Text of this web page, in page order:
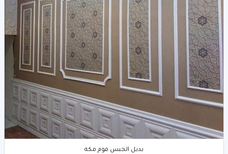
بديل الجبس فوم مكه